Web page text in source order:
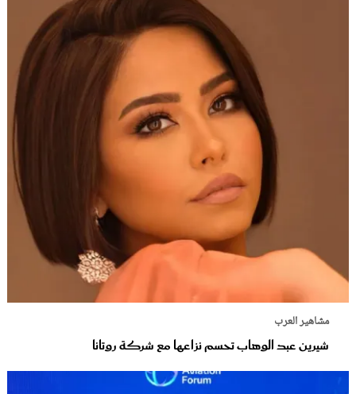
مشاهير العرب
شيرين عبد الوهاب تحسم نزاعها مع شركة روتانا